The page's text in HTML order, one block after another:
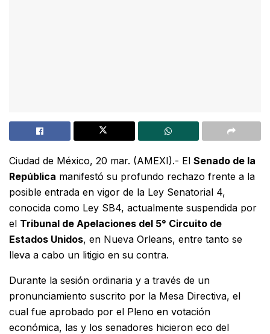
Ciudad de México, 20 mar. (AMEXI).- El Senado de la
República manifestó su profundo rechazo frente a la
posible entrada en vigor de la Ley Senatorial 4,
conocida como Ley SB4, actualmente suspendida por
el Tribunal de Apelaciones del 5° Circuito de
Estados Unidos, en Nueva Orleans, entre tanto se
lleva a cabo un litigio en su contra.
Durante la sesión ordinaria y a través de un
pronunciamiento suscrito por la Mesa Directiva, el
cual fue aprobado por el Pleno en votación
económica, las y los senadores hicieron eco del